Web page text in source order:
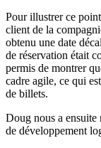
Pour illustrer ce
client de la
obtenu une date
de réservation était
permis de montrer
cadre agile, ce qui
de billets.
Doug nous a ensuite
de développement